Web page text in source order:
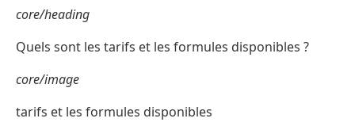
core/heading
Quels sont les tarifs et les formules disponibles ?
core/image
tarifs et les formules disponibles